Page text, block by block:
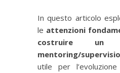
In questo articolo
le attenzioni
costruire un
mentoring/
utile per